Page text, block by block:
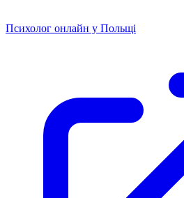
Психолог онлайн у Польщі